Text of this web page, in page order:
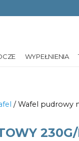
WYPEŁNIENIA
/ Wafel pudrowy
230G/